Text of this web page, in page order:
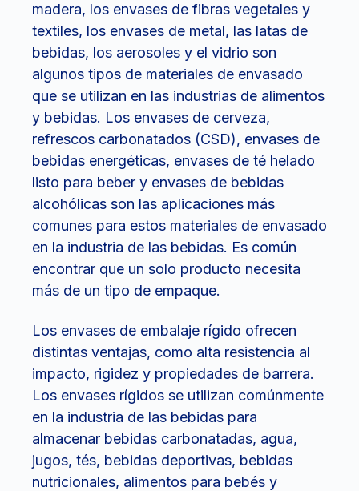
madera, los envases de fibras vegetales y
textiles, los envases de metal, las latas de
bebidas, los aerosoles y el vidrio son
algunos tipos de materiales de envasado
que se utilizan en las industrias de alimentos
y bebidas. Los envases de cerveza,
refrescos carbonatados (CSD), envases de
bebidas energéticas, envases de té helado
listo para beber y envases de bebidas
alcohólicas son las aplicaciones más
comunes para estos materiales de envasado
en la industria de las bebidas. Es común
encontrar que un solo producto necesita
más de un tipo de empaque.
Los envases de embalaje rígido ofrecen
distintas ventajas, como alta resistencia al
impacto, rigidez y propiedades de barrera.
Los envases rígidos se utilizan comúnmente
en la industria de las bebidas para
almacenar bebidas carbonatadas, agua,
jugos, tés, bebidas deportivas, bebidas
nutricionales, alimentos para bebés y